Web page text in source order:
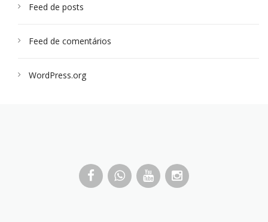
Feed de posts
Feed de comentários
WordPress.org